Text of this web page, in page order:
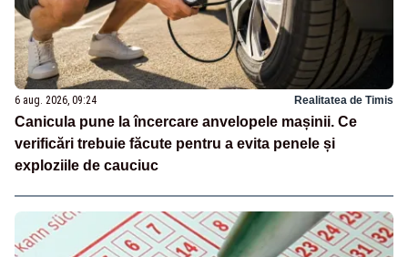
6 aug. 2026, 09:24 Realitatea de Timis
Canicula pune la încercare anvelopele mașinii. Ce
verificări trebuie făcute pentru a evita penele și
exploziile de cauciuc